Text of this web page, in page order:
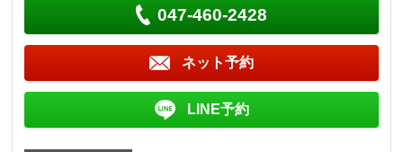
047-460-2428
ネット予約
LINE予約